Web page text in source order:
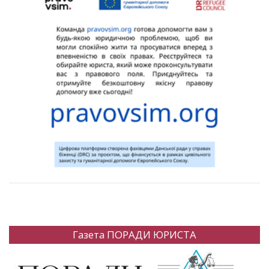
Газета ПОРАДИ ЮРИСТА